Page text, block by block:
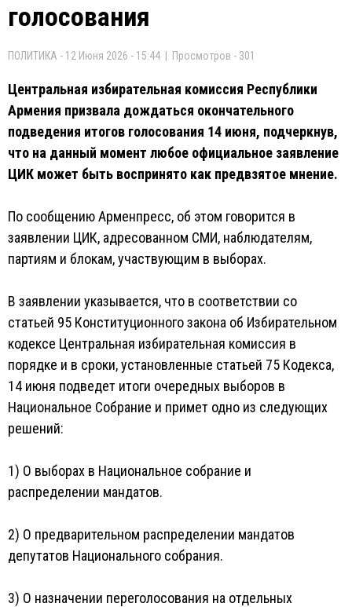
голосования
ПОЛИТИКА - 12 Июня 2026 - 15:44 | Просмотров - 301
Центральная избирательная комиссия Республики
Армения призвала дождаться окончательного
подведения итогов голосования 14 июня, подчеркнув,
что на данный момент любое официальное заявление
ЦИК может быть воспринято как предвзятое мнение.
По сообщению Арменпресс, об этом говорится в
заявлении ЦИК, адресованном СМИ, наблюдателям,
партиям и блокам, участвующим в выборах.
В заявлении указывается, что в соответствии со
статьей 95 Конституционного закона об Избирательном
кодексе Центральная избирательная комиссия в
порядке и в сроки, установленные статьей 75 Кодекса,
14 июня подведет итоги очередных выборов в
Национальное Собрание и примет одно из следующих
решений:
1) О выборах в Национальное собрание и
распределении мандатов.
2) О предварительном распределении мандатов
депутатов Национального собрания.
3) О назначении переголосования на отдельных